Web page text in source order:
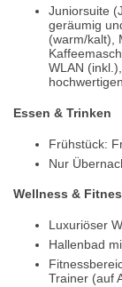
Juniorsuite
geräumig
(warm/kalt),
WLAN
Essen & Trinken
Frühstück:
Nur
Wellness &
Luxuriöser
Hallenbad
Trainer (auf